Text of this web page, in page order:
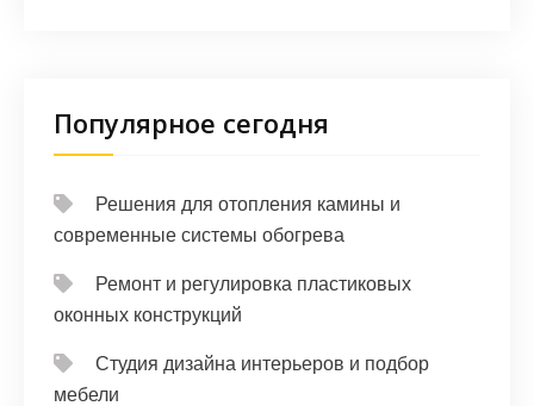
Популярное сегодня
Решения для отопления камины и
современные системы обогрева
Ремонт и регулировка пластиковых
оконных конструкций
Студия дизайна интерьеров и подбор
мебели